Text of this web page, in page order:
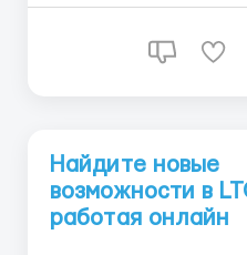
Найдите новые
возможности в
работая онлайн